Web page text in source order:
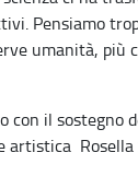
Pensiamo
umanità, più
con il sostegno
artistica Rosella